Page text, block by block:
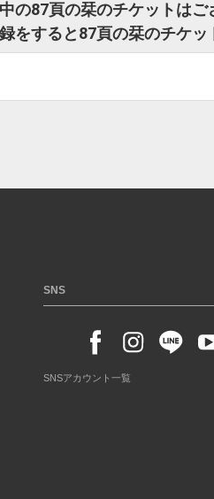
の87頁の栞のチケットはご
をすると87頁の栞のチケ
SNS
SNSアカウント一覧